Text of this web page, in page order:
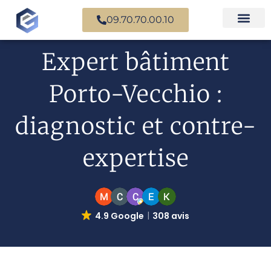
09.70.70.00.10
Expert bâtiment
Porto-Vecchio :
diagnostic et contre-
expertise
4.9 Google 308 avis